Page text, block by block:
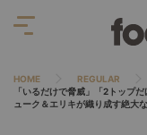
HOME REGULAR
「いるだけで脅威」「2トップ
ューク＆エリキが織り成す絶大